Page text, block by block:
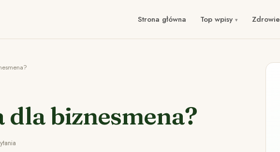
Strona główna Top wpisy Zdrowie
dla biznesmena?